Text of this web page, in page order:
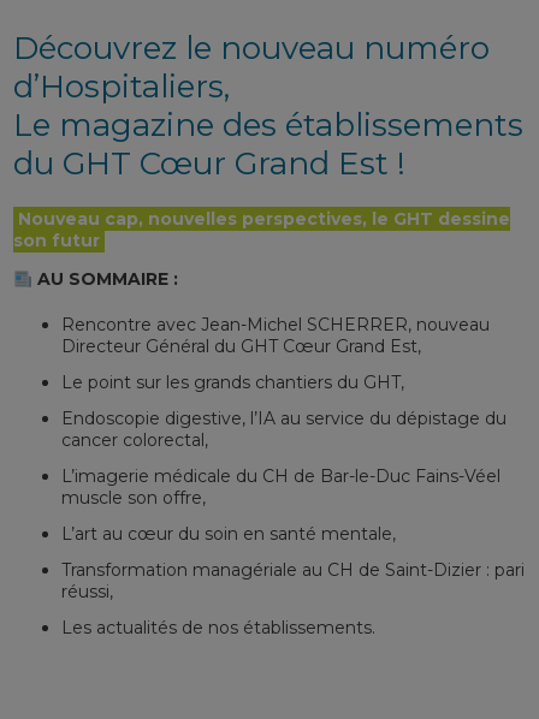
Découvrez le nouveau numéro
d’Hospitaliers,
Le magazine des établissements
du GHT Cœur Grand Est !
Nouveau cap, nouvelles perspectives, le GHT dessine
son futur
AU SOMMAIRE :
Rencontre avec Jean-Michel SCHERRER, nouveau
Directeur Général du GHT Cœur Grand Est,
Le point sur les grands chantiers du GHT,
Endoscopie digestive, l’IA au service du dépistage du
cancer colorectal,
L’imagerie médicale du CH de Bar-le-Duc Fains-Véel
muscle son offre,
L’art au cœur du soin en santé mentale,
Transformation managériale au CH de Saint-Dizier : pari
réussi,
Les actualités de nos établissements.